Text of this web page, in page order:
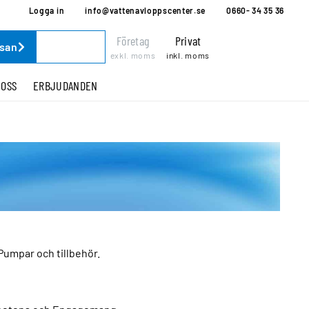
Logga in info@vattenavloppscenter.se 0660- 34 35 36
Företag
exkl. moms
Privat
inkl. moms
ERBJUDANDEN
och tillbehör.